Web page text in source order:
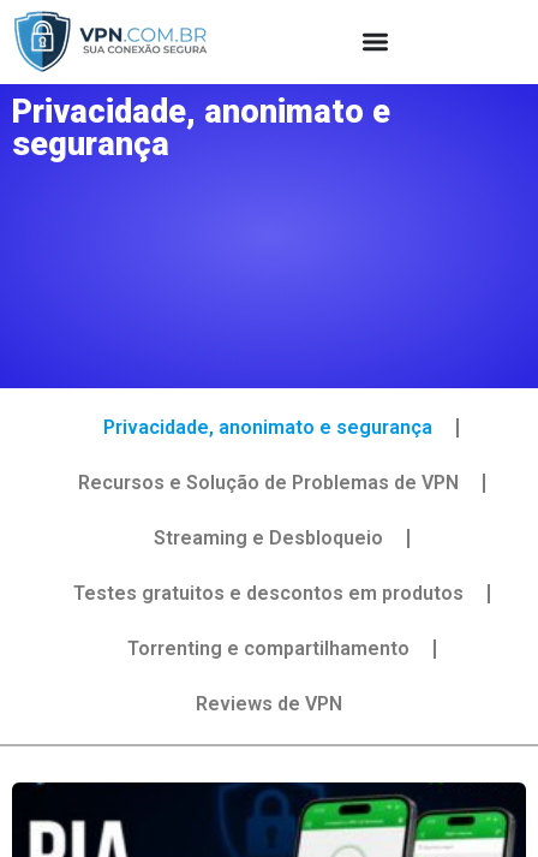
Privacidade, anonimato e
segurança
Privacidade, anonimato e segurança
Recursos e Solução de Problemas de VPN
Streaming e Desbloqueio
Testes gratuitos e descontos em produtos
Torrenting e compartilhamento
Reviews de VPN